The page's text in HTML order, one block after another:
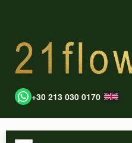
+30 213 030 0170